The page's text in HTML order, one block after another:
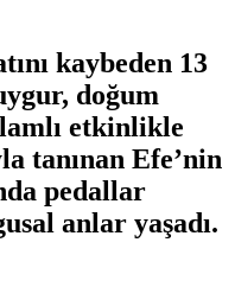
kaybeden 13
doğum
etkinlikle
tanınan Efe’nin
pedallar
anlar yaşadı.